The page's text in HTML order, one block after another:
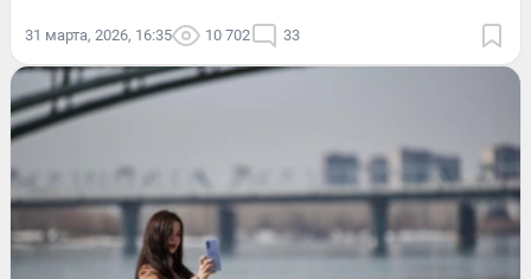
31 марта, 2026, 16:35 10 702 33